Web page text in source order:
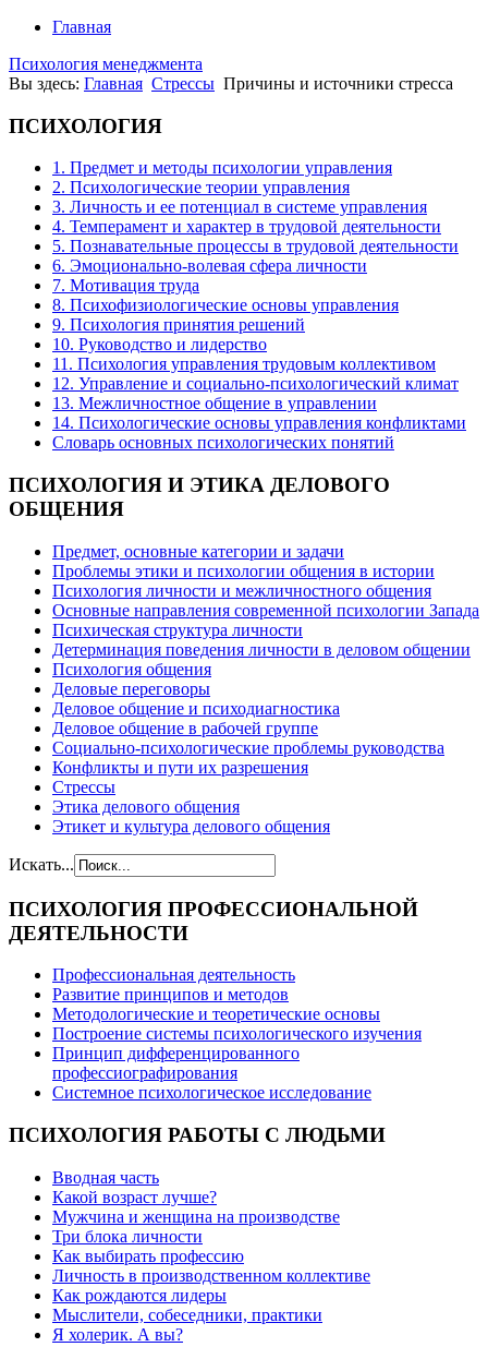
Главная
Психология менеджмента
Вы здесь: Главная Стрессы Причины и источники стресса
ПСИХОЛОГИЯ
1. Предмет и методы психологии управления
2. Психологические теории управления
3. Личность и ее потенциал в системе управления
4. Темперамент и характер в трудовой деятельности
5. Познавательные процессы в трудовой деятельности
6. Эмоционально-волевая сфера личности
7. Мотивация труда
8. Психофизиологические основы управления
9. Психология принятия решений
10. Руководство и лидерство
11. Психология управления трудовым коллективом
12. Управление и социально-психологический климат
13. Межличностное общение в управлении
14. Психологические основы управления конфликтами
Словарь основных психологических понятий
ПСИХОЛОГИЯ И ЭТИКА ДЕЛОВОГО
ОБЩЕНИЯ
Предмет, основные категории и задачи
Проблемы этики и психологии общения в истории
Психология личности и межличностного общения
Основные направления современной психологии Запада
Психическая структура личности
Детерминация поведения личности в деловом общении
Психология общения
Деловые переговоры
Деловое общение и психодиагностика
Деловое общение в рабочей группе
Cоциально-психологические проблемы руководства
Конфликты и пути их разрешения
Стрессы
Этика делового общения
Этикет и культура делового общения
Искать...
ПСИХОЛОГИЯ ПРОФЕССИОНАЛЬНОЙ
ДЕЯТЕЛЬНОСТИ
Профессиональная деятельность
Развитие принципов и методов
Методологические и теоретические основы
Построение системы психологического изучения
Принцип дифференцированного
профессиографирования
Системное психологическое исследование
ПСИХОЛОГИЯ РАБОТЫ С ЛЮДЬМИ
Вводная часть
Какой возраст лучше?
Мужчина и женщина на производстве
Три блока личности
Как выбирать профессию
Личность в производственном коллективе
Как рождаются лидеры
Мыслители, собеседники, практики
Я холерик. А вы?